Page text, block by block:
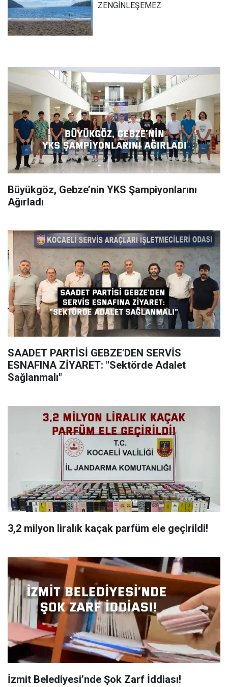
ZENGİNLEŞEMEZ
Büyükgöz, Gebze’nin YKS Şampiyonlarını
Ağırladı
SAADET PARTİSİ GEBZE'DEN SERVİS
ESNAFINA ZİYARET: "Sektörde Adalet
Sağlanmalı"
3,2 milyon liralık kaçak parfüm ele geçirildi!
İzmit Belediyesi’nde Şok Zarf İddiası!